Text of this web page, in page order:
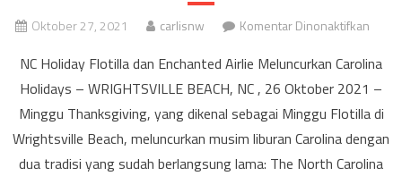
Oktober 27, 2021 carlisnw Komentar Dinonaktifkanpada
Flotilla
dan
Airlie
NC Holiday Flotilla dan Enchanted Airlie Meluncurkan Carolina
Holidays – WRIGHTSVILLE BEACH, NC , 26 Oktober 2021 –
Minggu Thanksgiving, yang dikenal sebagai Minggu Flotilla di
Wrightsville Beach, meluncurkan musim liburan Carolina dengan
dua tradisi yang sudah berlangsung lama: The North Carolina